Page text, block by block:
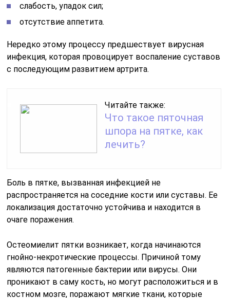
слабость, упадок сил;
отсутствие аппетита.
Нередко этому процессу предшествует вирусная
инфекция, которая провоцирует воспаление суставов
с последующим развитием артрита.
Читайте также:
Что такое пяточная
шпора на пятке, как
лечить?
Боль в пятке, вызванная инфекцией не
распространяется на соседние кости или суставы. Ее
локализация достаточно устойчива и находится в
очаге поражения.
Остеомиелит пятки возникает, когда начинаются
гнойно-некротические процессы. Причиной тому
являются патогенные бактерии или вирусы. Они
проникают в саму кость, но могут расположиться и в
костном мозге, поражают мягкие ткани, которые